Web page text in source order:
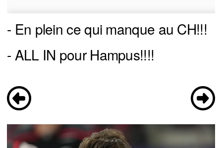
- En plein ce qui manque au CH!!!
- ALL IN pour Hampus!!!!